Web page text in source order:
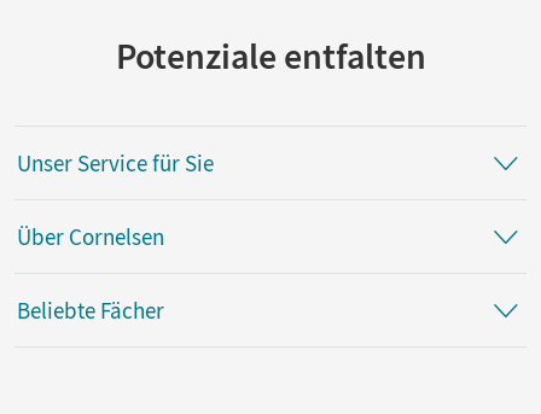
Potenziale entfalten
Unser Service für Sie
Über Cornelsen
Beliebte Fächer